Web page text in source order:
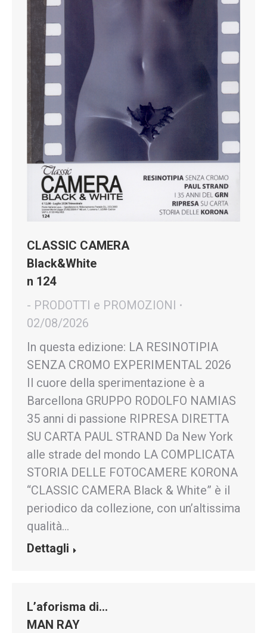
CLASSIC CAMERA
Black&White
n 124
- PRODOTTI e PROMOZIONI
02/08/2026
In questa edizione: LA RESINOTIPIA
SENZA CROMO EXPERIMENTAL 2026
Il cuore della sperimentazione è a
Barcellona GRUPPO RODOLFO NAMIAS
35 anni di passione RIPRESA DIRETTA
SU CARTA PAUL STRAND Da New York
alle strade del mondo LA COMPLICATA
STORIA DELLE FOTOCAMERE KORONA
“CLASSIC CAMERA Black & White” è il
periodico da collezione, con un’altissima
qualità…
Dettagli
L’aforisma di…
MAN RAY